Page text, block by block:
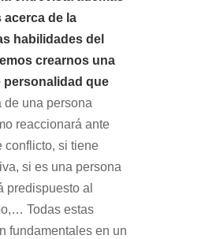
de la
habilidades del
crearnos una
personalidad que
de una persona
reaccionará ante
conflicto, si tiene
si es una persona
predispuesto al
Todas estas
fundamentales en un